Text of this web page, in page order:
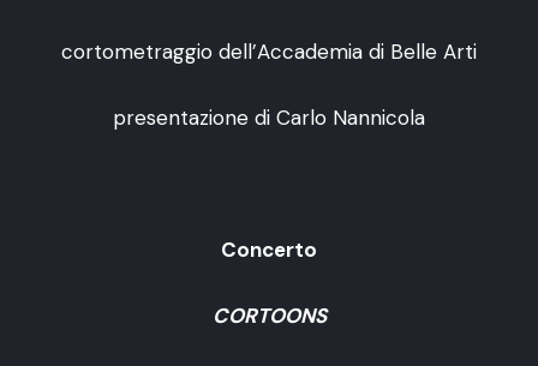
cortometraggio dell’Accademia di Belle Arti
presentazione di Carlo Nannicola
Concerto
CORTOONS